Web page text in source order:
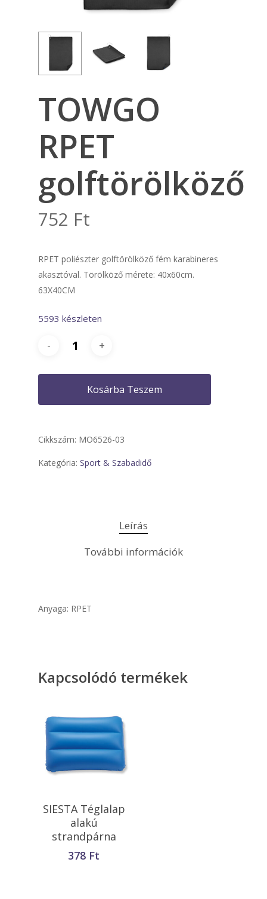
TOWGO
RPET
golftörölköző
752 Ft
RPET poliészter golftörölköző fém karabineres
akasztóval. Törölköző mérete: 40x60cm.
63X40CM
5593 készleten
Kosárba Teszem
Cikkszám: MO6526-03
Kategória: Sport & Szabadidő
Leírás
További információk
Anyaga: RPET
Kapcsolódó termékek
Opciók Választása
SIESTA Téglalap
alakú
strandpárna
378 Ft